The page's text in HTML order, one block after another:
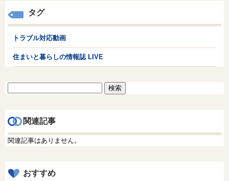
タグ
トラブル対応動画
住まいと暮らしの情報誌 LIVE
関連記事
関連記事はありません。
おすすめ